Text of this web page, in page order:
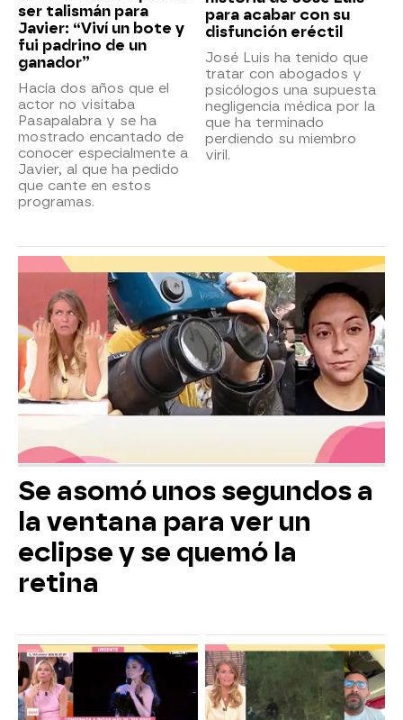
ser talismán para
Javier: “Viví un bote y
fui padrino de un
ganador”
Hacía dos años que el
actor no visitaba
Pasapalabra y se ha
mostrado encantado de
conocer especialmente a
Javier, al que ha pedido
que cante en estos
programas.
para acabar con su
disfunción eréctil
José Luis ha tenido que
tratar con abogados y
psicólogos una supuesta
negligencia médica por la
que ha terminado
perdiendo su miembro
viril.
Se asomó unos segundos a
la ventana para ver un
eclipse y se quemó la
retina